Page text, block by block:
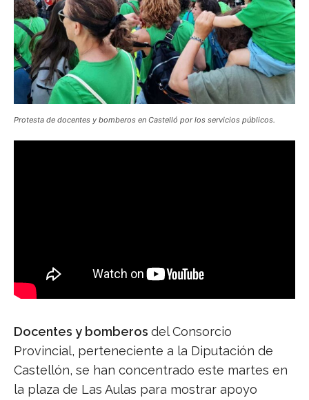
Protesta de docentes y bomberos en Castelló por los servicios públicos.
Docentes y bomberos del Consorcio
Provincial, perteneciente a la Diputación de
Castellón, se han concentrado este martes en
la plaza de Las Aulas para mostrar apoyo